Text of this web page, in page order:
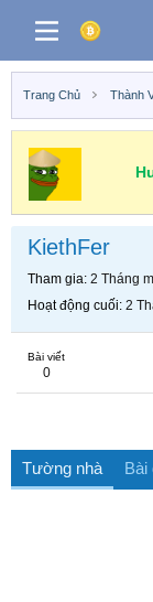
Trang Chủ Thành
KiethFer
Tham gia 2 Tháng
Hoạt động cuối 2
Bài viết
0
Tường nhà Bài